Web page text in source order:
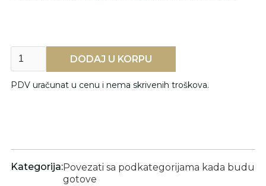
PDV uračunat u cenu i nema skrivenih troškova.
Kategorija:Povezati sa podkategorijama kada budu
gotove